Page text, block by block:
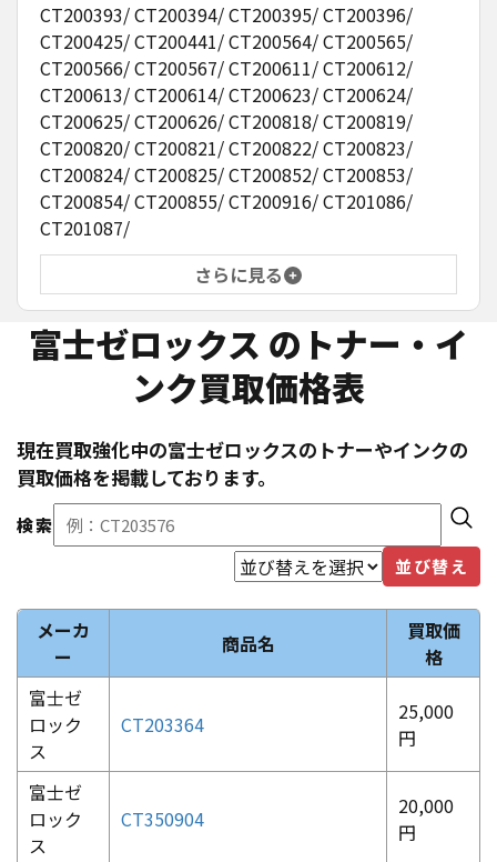
CT200393/ CT200394/ CT200395/ CT200396/
CT200425/ CT200441/ CT200564/ CT200565/
CT200566/ CT200567/ CT200611/ CT200612/
CT200613/ CT200614/ CT200623/ CT200624/
CT200625/ CT200626/ CT200818/ CT200819/
CT200820/ CT200821/ CT200822/ CT200823/
CT200824/ CT200825/ CT200852/ CT200853/
CT200854/ CT200855/ CT200916/ CT201086/
CT201087/
さらに見る
富士ゼロックス のトナー・イ
ンク買取価格表
現在買取強化中の富士ゼロックスのトナーやインクの
買取価格を掲載しております。
検索
並び替え
メーカ
ー
商品名
買取価
格
富士ゼ
ロック
ス
CT203364
25,000
円
富士ゼ
ロック
ス
CT350904
20,000
円